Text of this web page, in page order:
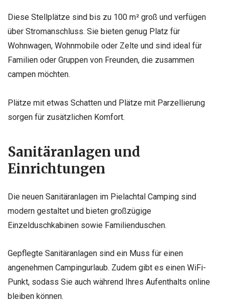
Diese Stellplätze sind bis zu 100 m² groß und verfügen
über Stromanschluss. Sie bieten genug Platz für
Wohnwagen, Wohnmobile oder Zelte und sind ideal für
Familien oder Gruppen von Freunden, die zusammen
campen möchten.
Plätze mit etwas Schatten und Plätze mit Parzellierung
sorgen für zusätzlichen Komfort.
Sanitäranlagen und
Einrichtungen
Die neuen Sanitäranlagen im Pielachtal Camping sind
modern gestaltet und bieten großzügige
Einzelduschkabinen sowie Familienduschen.
Gepflegte Sanitäranlagen sind ein Muss für einen
angenehmen Campingurlaub. Zudem gibt es einen WiFi-
Punkt, sodass Sie auch während Ihres Aufenthalts online
bleiben können.